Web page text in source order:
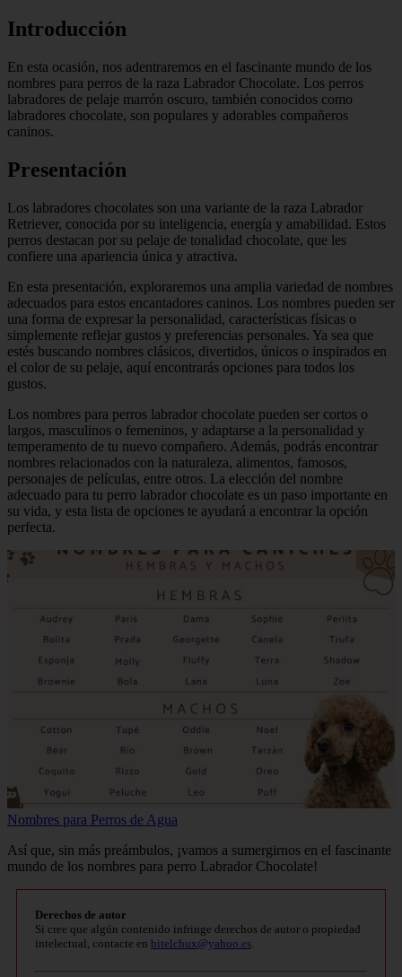
Introducción
En esta ocasión, nos adentraremos en el fascinante mundo de los
nombres para perros de la raza Labrador Chocolate. Los perros
labradores de pelaje marrón oscuro, también conocidos como
labradores chocolate, son populares y adorables compañeros
caninos.
Presentación
Los labradores chocolates son una variante de la raza Labrador
Retriever, conocida por su inteligencia, energía y amabilidad. Estos
perros destacan por su pelaje de tonalidad chocolate, que les
confiere una apariencia única y atractiva.
En esta presentación, exploraremos una amplia variedad de nombres
adecuados para estos encantadores caninos. Los nombres pueden ser
una forma de expresar la personalidad, características físicas o
simplemente reflejar gustos y preferencias personales. Ya sea que
estés buscando nombres clásicos, divertidos, únicos o inspirados en
el color de su pelaje, aquí encontrarás opciones para todos los
gustos.
Los nombres para perros labrador chocolate pueden ser cortos o
largos, masculinos o femeninos, y adaptarse a la personalidad y
temperamento de tu nuevo compañero. Además, podrás encontrar
nombres relacionados con la naturaleza, alimentos, famosos,
personajes de películas, entre otros. La elección del nombre
adecuado para tu perro labrador chocolate es un paso importante en
su vida, y esta lista de opciones te ayudará a encontrar la opción
perfecta.
Nombres para Perros de Agua
Así que, sin más preámbulos, ¡vamos a sumergirnos en el fascinante
mundo de los nombres para perro Labrador Chocolate!
Derechos de autor
Si cree que algún contenido infringe derechos de autor o propiedad
intelectual, contacte en bitelchux@yahoo.es